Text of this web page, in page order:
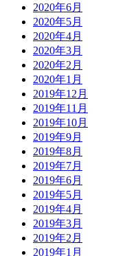
2020年6月
2020年5月
2020年4月
2020年3月
2020年2月
2020年1月
2019年12月
2019年11月
2019年10月
2019年9月
2019年8月
2019年7月
2019年6月
2019年5月
2019年4月
2019年3月
2019年2月
2019年1月